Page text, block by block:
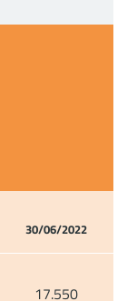
30/06/2022
17.550